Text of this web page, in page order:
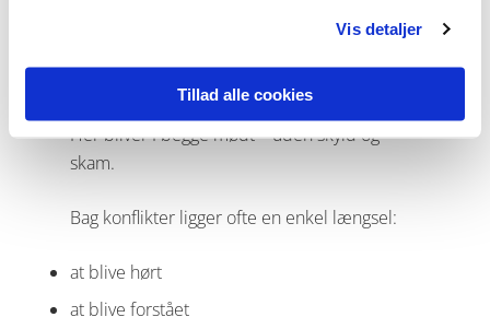
Vis detaljer
Tillad alle cookies
I terapien skaber jeg et rum, hvor I kan
Her bliver I begge mødt – uden skyld og
skam.
Bag konflikter ligger ofte en enkel længsel:
at blive hørt
at blive forstået